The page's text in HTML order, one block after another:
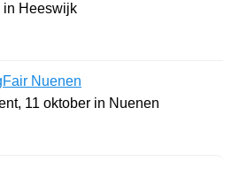
in Heeswijk
Nuenen
11 oktober in Nuenen